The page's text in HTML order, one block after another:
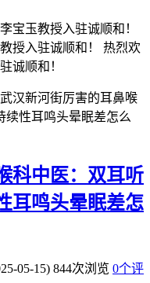
宝玉教授入驻诚顺和！
授入驻诚顺和！ 热烈欢
诚顺和！
武汉新河街厉害的耳鼻喉
续性耳鸣头晕眠差怎么
科中医：双耳听
耳鸣头晕眠差怎
05-15) 844次浏览 0个评